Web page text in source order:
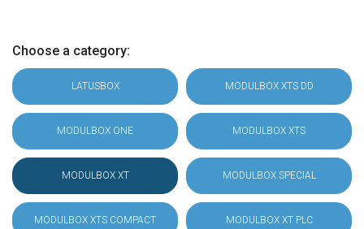
Choose a category:
LATUSBOX MODULBOX XTS DD
MODULBOX ONE MODULBOX XTS
MODULBOX XT MODULBOX SPECIAL
MODULBOX XTS COMPACT MODULBOX XT PLC